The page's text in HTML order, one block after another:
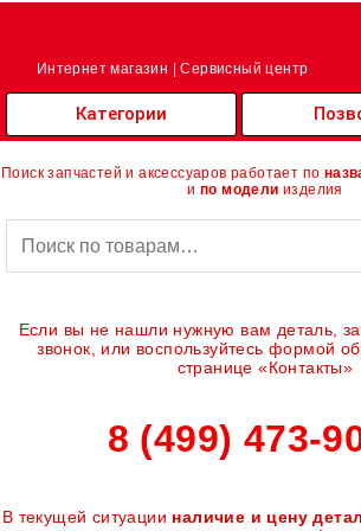
Перейти
Интернет магазин | Сервисный центр
Категории
Поиск запчастей и аксессуаров работает по
и по модели изделия
Если вы не нашли нужную вам деталь,
звонок, или воспользуйтесь формой
странице «Контакты»
8 (499) 473-
В текущей ситуации наличие и цену